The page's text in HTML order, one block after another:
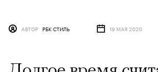
АВТОР РБК СТИЛЬ 19 МАЯ 2020